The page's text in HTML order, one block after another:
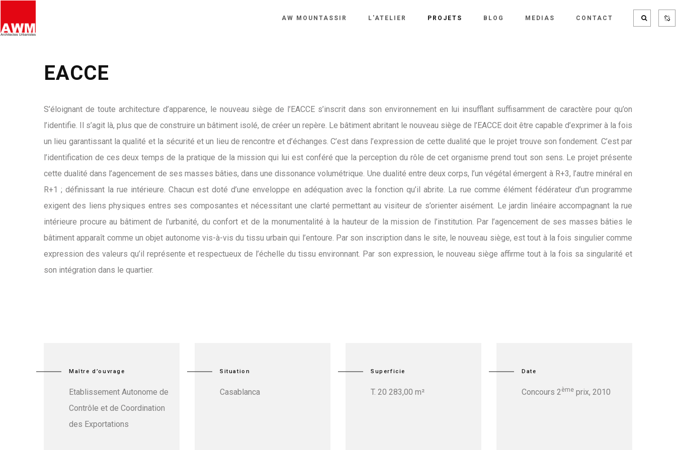
AW MOUNTASSIR L'ATELIER PROJETS BLOG MEDIAS CONTACT
EACCE
S’éloignant de toute architecture d’apparence, le nouveau siège de l’EACCE s’inscrit dans son environnement en lui insufflant suffisamment de caractère pour qu’on
l’identifie. Il s’agit là, plus que de construire un bâtiment isolé, de créer un repère. Le bâtiment abritant le nouveau siège de l’EACCE doit être capable d’exprimer à la fois
un lieu garantissant la qualité et la sécurité et un lieu de rencontre et d’échanges. C’est dans l’expression de cette dualité que le projet trouve son fondement. C’est par
l’identification de ces deux temps de la pratique de la mission qui lui est conféré que la perception du rôle de cet organisme prend tout son sens. Le projet présente
cette dualité dans l’agencement de ses masses bâties, dans une dissonance volumétrique. Une dualité entre deux corps, l’un végétal émergent à R+3, l’autre minéral en
R+1 ; définissant la rue intérieure. Chacun est doté d’une enveloppe en adéquation avec la fonction qu’il abrite. La rue comme élément fédérateur d’un programme
exigent des liens physiques entres ses composantes et nécessitant une clarté permettant au visiteur de s’orienter aisément. Le jardin linéaire accompagnant la rue
intérieure procure au bâtiment de l’urbanité, du confort et de la monumentalité à la hauteur de la mission de l’institution. Par l’agencement de ses masses bâties le
bâtiment apparaît comme un objet autonome vis-à-vis du tissu urbain qui l’entoure. Par son inscription dans le site, le nouveau siège, est tout à la fois singulier comme
expression des valeurs qu’il représente et respectueux de l’échelle du tissu environnant. Par son expression, le nouveau siège affirme tout à la fois sa singularité et
son intégration dans le quartier.
Maître d’ouvrage
Etablissement Autonome de
Contrôle et de Coordination
des Exportations
Situation
Casablanca
Superficie
T. 20 283,00 m²
Date
Concours 2ème prix, 2010